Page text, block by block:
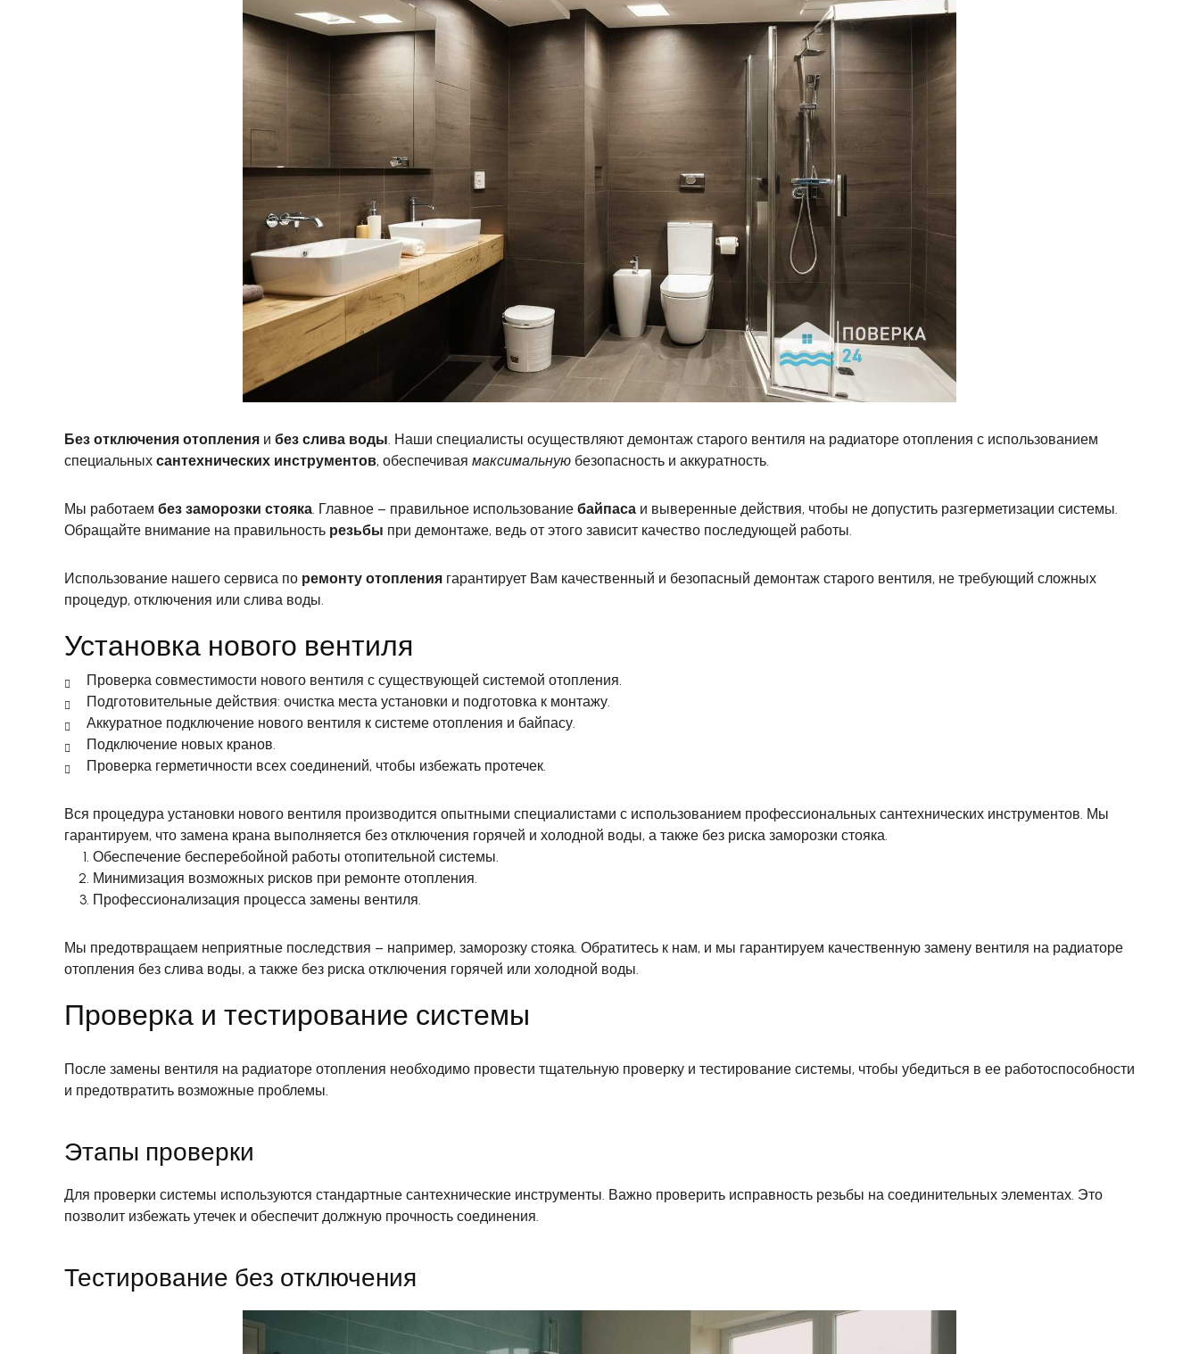
Без отключения отопления и без слива воды. Наши специалисты осуществляют демонтаж старого вентиля на радиаторе отопления с использованием
специальных сантехнических инструментов, обеспечивая максимальную безопасность и аккуратность.
Мы работаем без заморозки стояка. Главное – правильное использование байпаса и выверенные действия, чтобы не допустить разгерметизации системы.
Обращайте внимание на правильность резьбы при демонтаже, ведь от этого зависит качество последующей работы.
Использование нашего сервиса по ремонту отопления гарантирует Вам качественный и безопасный демонтаж старого вентиля, не требующий сложных
процедур, отключения или слива воды.
Установка нового вентиля
Проверка совместимости нового вентиля с существующей системой отопления.
Подготовительные действия: очистка места установки и подготовка к монтажу.
Аккуратное подключение нового вентиля к системе отопления и байпасу.
Подключение новых кранов.
Проверка герметичности всех соединений, чтобы избежать протечек.
Вся процедура установки нового вентиля производится опытными специалистами с использованием профессиональных сантехнических инструментов. Мы
гарантируем, что замена крана выполняется без отключения горячей и холодной воды, а также без риска заморозки стояка.
Обеспечение бесперебойной работы отопительной системы.
Минимизация возможных рисков при ремонте отопления.
Профессионализация процесса замены вентиля.
Мы предотвращаем неприятные последствия – например, заморозку стояка. Обратитесь к нам, и мы гарантируем качественную замену вентиля на радиаторе
отопления без слива воды, а также без риска отключения горячей или холодной воды.
Проверка и тестирование системы
После замены вентиля на радиаторе отопления необходимо провести тщательную проверку и тестирование системы, чтобы убедиться в ее работоспособности
и предотвратить возможные проблемы.
Этапы проверки
Для проверки системы используются стандартные сантехнические инструменты. Важно проверить исправность резьбы на соединительных элементах. Это
позволит избежать утечек и обеспечит должную прочность соединения.
Тестирование без отключения